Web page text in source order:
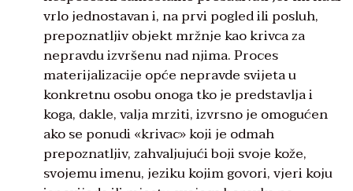
vrlo jednostavan i, na prvi pogled ili posluh,
prepoznatljiv objekt mržnje kao krivca za
nepravdu izvršenu nad njima. Proces
materijalizacije opće nepravde svijeta u
konkretnu osobu onoga tko je predstavlja i
koga, dakle, valja mrziti, izvrsno je omogućen
ako se ponudi «krivac» koji je odmah
prepoznatljiv, zahvaljujući boji svoje kože,
svojemu imenu, jeziku kojim govori, vjeri koju